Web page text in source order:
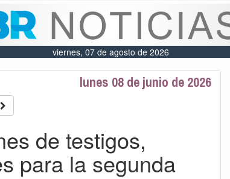
viernes, 07 de agosto de 2026
lunes 08 de junio de 2026
de testigos,
para la segunda